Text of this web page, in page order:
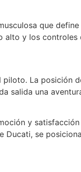
que
y los
La posición
salida una
y
se